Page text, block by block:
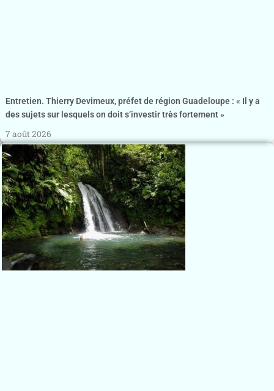
Entretien. Thierry Devimeux, préfet de région Guadeloupe : « Il y a
des sujets sur lesquels on doit s’investir très fortement »
7 août 2026